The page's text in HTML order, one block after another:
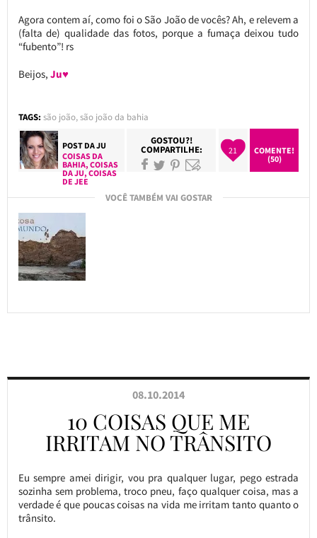
Agora contem aí, como foi o São João de vocês? Ah, e relevem a
(falta de) qualidade das fotos, porque a fumaça deixou tudo
“fubento”! rs
Beijos, Ju♥
TAGS: são joão,são joão da bahia
POST DAJU
COISAS DA
BAHIA,COISAS
DA JU,COISAS
DE JEE
GOSTOU?!
COMPARTILHE: 21
COMENTE!
(50)
VOCÊ TAMBÉM VAI GOSTAR
08.10.2014
10 COISAS QUE ME
IRRITAM NO TRÂNSITO
Eu sempre amei dirigir, vou pra qualquer lugar, pego estrada
sozinha sem problema, troco pneu, faço qualquer coisa, mas a
verdade é que poucas coisas na vida me irritam tanto quanto o
trânsito.